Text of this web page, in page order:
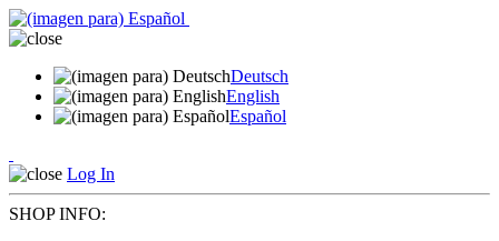
Deutsch
English
Español
Log In
SHOP INFO: